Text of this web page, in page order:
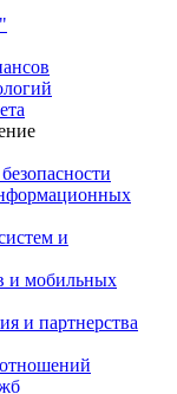
и
и мобильных
и партнерства